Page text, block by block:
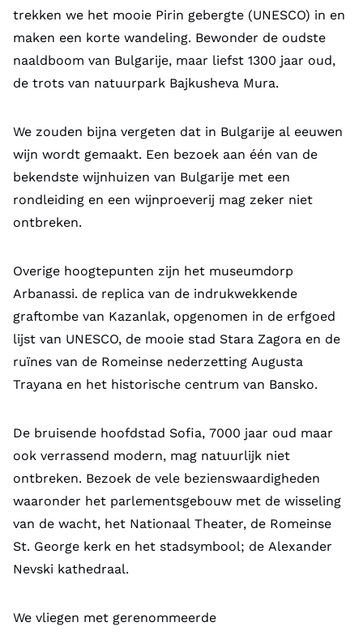
trekken we het mooie Pirin gebergte (UNESCO) in en
maken een korte wandeling. Bewonder de oudste
naaldboom van Bulgarije, maar liefst 1300 jaar oud,
de trots van natuurpark Bajkusheva Mura.
We zouden bijna vergeten dat in Bulgarije al eeuwen
wijn wordt gemaakt. Een bezoek aan één van de
bekendste wijnhuizen van Bulgarije met een
rondleiding en een wijnproeverij mag zeker niet
ontbreken.
Overige hoogtepunten zijn het museumdorp
Arbanassi. de replica van de indrukwekkende
graftombe van Kazanlak, opgenomen in de erfgoed
lijst van UNESCO, de mooie stad Stara Zagora en de
ruïnes van de Romeinse nederzetting Augusta
Trayana en het historische centrum van Bansko.
De bruisende hoofdstad Sofia, 7000 jaar oud maar
ook verrassend modern, mag natuurlijk niet
ontbreken. Bezoek de vele bezienswaardigheden
waaronder het parlementsgebouw met de wisseling
van de wacht, het Nationaal Theater, de Romeinse
St. George kerk en het stadsymbool; de Alexander
Nevski kathedraal.
We vliegen met gerenommeerde